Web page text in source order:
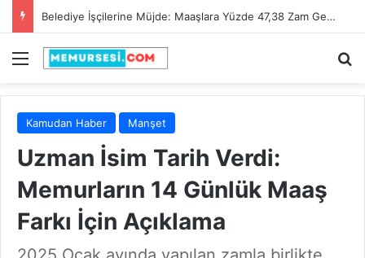
Adana Büyükşehir Belediyesi 90 İtfaiye Eri Alacak! Son Başvuru Tarihi 28 Şubat 2025
Menü
Kamudan Haber Manşet
Uzman İsim Tarih Verdi:
Memurların 14 Günlük Maaş
Farkı İçin Açıklama